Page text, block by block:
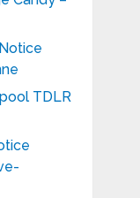
Notice
TDLR